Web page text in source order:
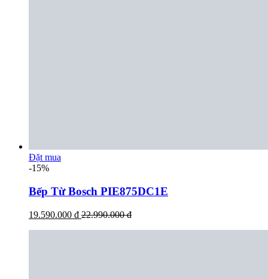
Đặt mua
-15%
Bếp Từ Bosch PIE875DC1E
19.590.000 đ 22.990.000 đ